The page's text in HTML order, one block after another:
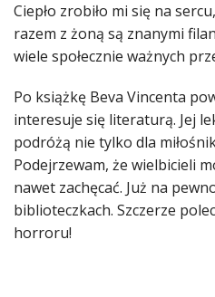
Ciepło zrobiło mi się na
razem z żoną są znanymi
wiele społecznie ważnych
Po książkę Beva Vincenta
interesuje się literaturą. Jej
podróżą nie tylko dla
Podejrzewam, że wielbicieli
nawet zachęcać. Już na
biblioteczkach. Szczerze
horroru!